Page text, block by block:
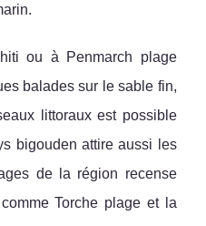
ou à Penmarch plage
balades sur le sable fin,
littoraux est possible
bigouden attire aussi les
de la région recense
Torche plage et la